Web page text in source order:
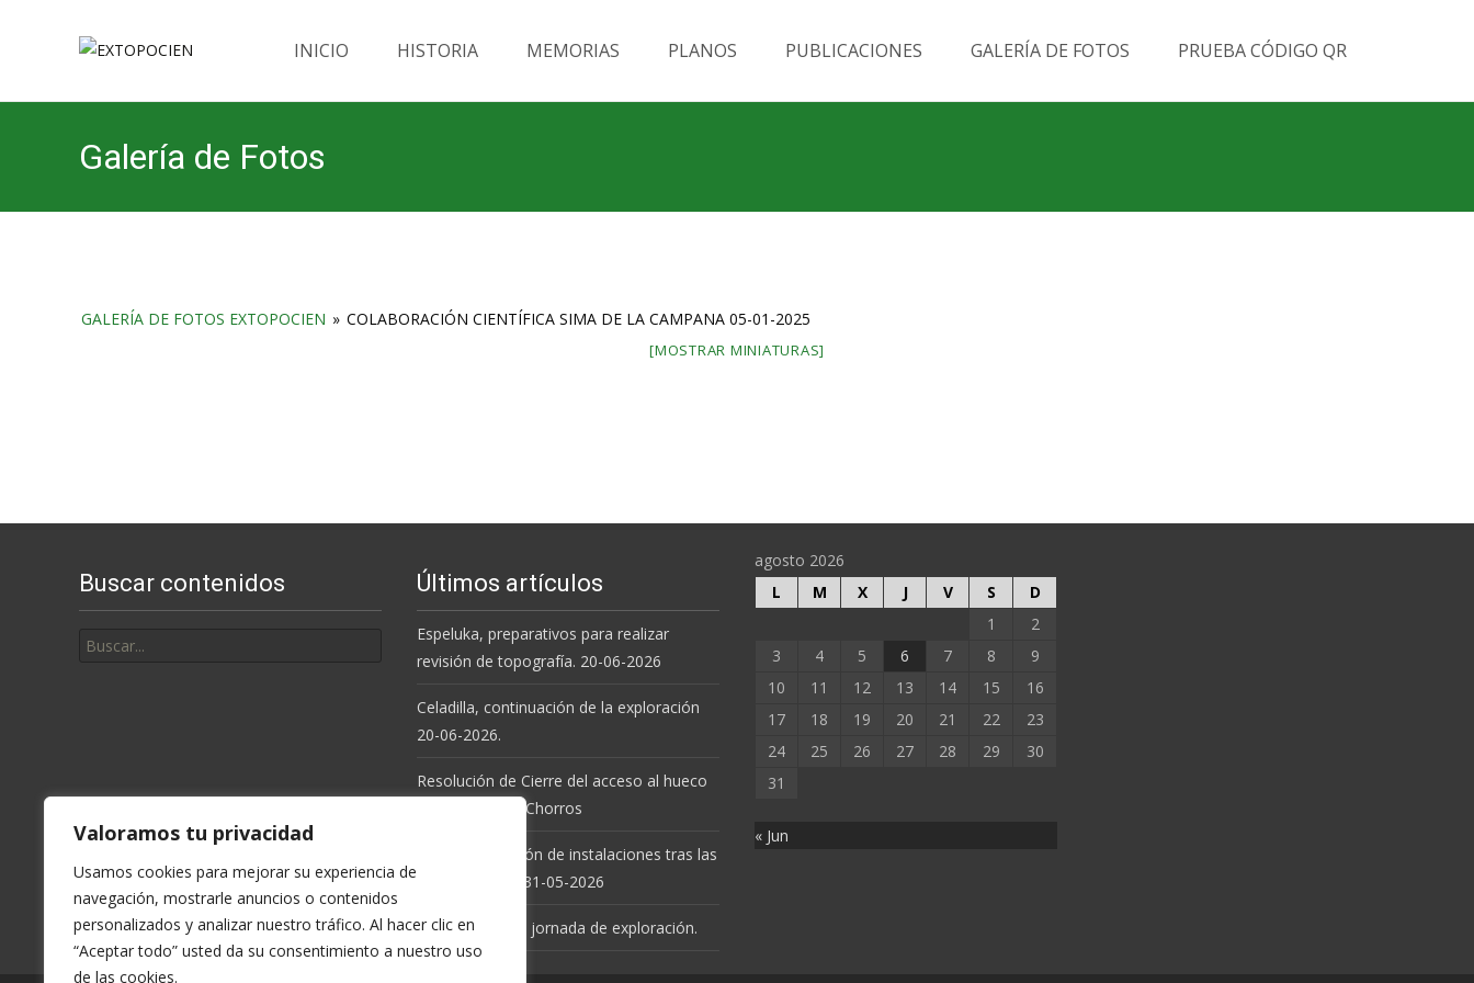
Valoramos tu privacidad
Usamos cookies para mejorar su experiencia de
navegación, mostrarle anuncios o contenidos
personalizados y analizar nuestro tráfico. Al hacer clic en
“Aceptar todo” usted da su consentimiento a nuestro uso
de las cookies.
INICIO HISTORIA MEMORIAS PLANOS PUBLICACIONES GALERÍA DE FOTOS PRUEBA CÓDIGO QR
Galería de Fotos
GALERÍA DE FOTOS EXTOPOCIEN » COLABORACIÓN CIENTÍFICA SIMA DE LA CAMPANA 05-01-2025
[MOSTRAR MINIATURAS]
Buscar contenidos
por:
Últimos artículos
Espeluka, preparativos para realizar
revisión de topografía. 20-06-2026
Celadilla, continuación de la exploración
20-06-2026.
Resolución de Cierre del acceso al hueco
de la Cueva de Chorros
Espeluka, revisión de instalaciones tras las
últimas lluvias. 31-05-2026
Celadilla, nueva jornada de exploración.
agosto 2026
L
M X J V S
D
1
2
3
4 5 6 7 8
9
10
11 12 13 14 15
16
17
18 19 20 21 22
23
24
25 26 27 28 29
30
31
« Jun